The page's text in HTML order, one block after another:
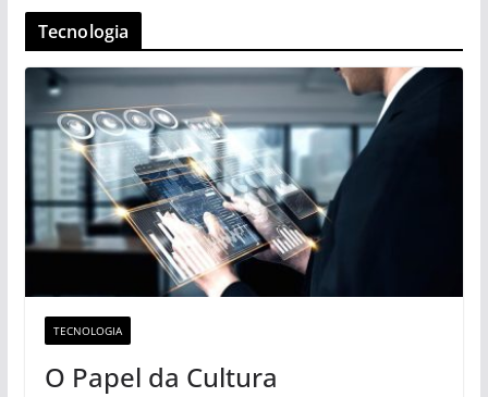
Tecnologia
TECNOLOGIA
O Papel da Cultura